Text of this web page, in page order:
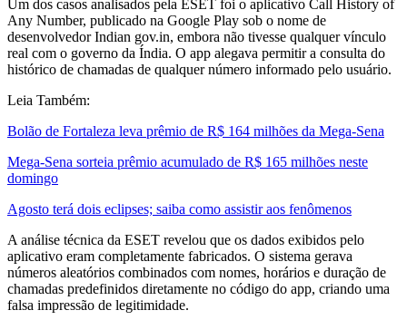
Um dos casos analisados pela ESET foi o aplicativo Call History of
Any Number, publicado na Google Play sob o nome de
desenvolvedor Indian gov.in, embora não tivesse qualquer vínculo
real com o governo da Índia. O app alegava permitir a consulta do
histórico de chamadas de qualquer número informado pelo usuário.
Leia Também:
Bolão de Fortaleza leva prêmio de R$ 164 milhões da Mega-Sena
Mega-Sena sorteia prêmio acumulado de R$ 165 milhões neste
domingo
Agosto terá dois eclipses; saiba como assistir aos fenômenos
A análise técnica da ESET revelou que os dados exibidos pelo
aplicativo eram completamente fabricados. O sistema gerava
números aleatórios combinados com nomes, horários e duração de
chamadas predefinidos diretamente no código do app, criando uma
falsa impressão de legitimidade.